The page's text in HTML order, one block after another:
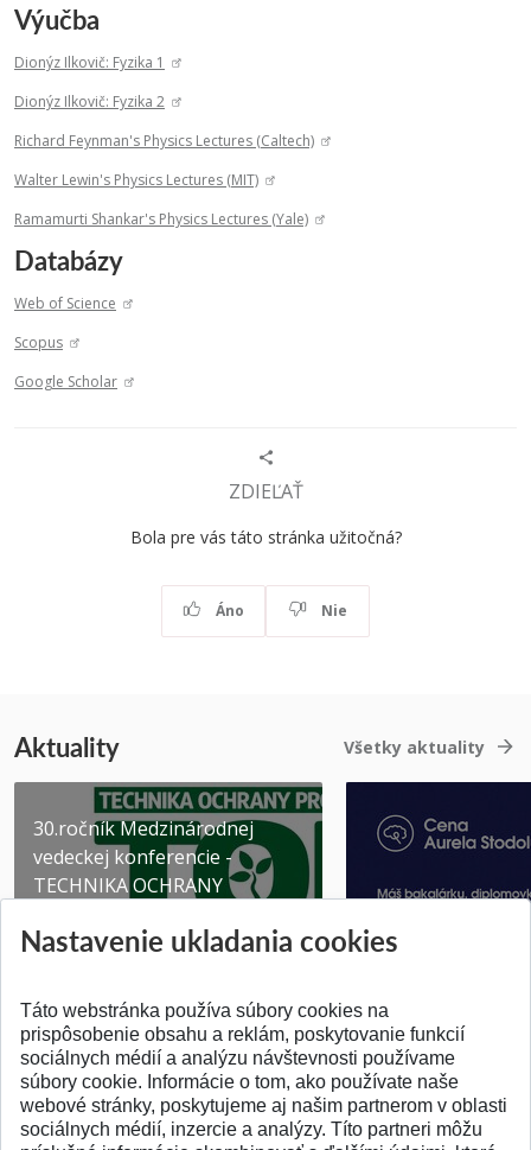
Výučba
Dionýz Ilkovič: Fyzika 1
Dionýz Ilkovič: Fyzika 2
Richard Feynman's Physics Lectures (Caltech)
Walter Lewin's Physics Lectures (MIT)
Ramamurti Shankar's Physics Lectures (Yale)
Databázy
Web of Science
Scopus
Google Scholar
ZDIEĽAŤ
Bola pre vás táto stránka užitočná?
Áno Nie
Aktuality Všetky aktuality
30.ročník Medzinárodnej
vedeckej konferencie -
TECHNIKA OCHRANY
Pridané 03.08.2026 Pridané 07.07.2026
SPÄŤ NA VRCH
Nastavenie ukladania cookies
Táto webstránka používa súbory cookies na
prispôsobenie obsahu a reklám, poskytovanie funkcií
sociálnych médií a analýzu návštevnosti používame
súbory cookie. Informácie o tom, ako používate naše
webové stránky, poskytujeme aj našim partnerom v oblasti
sociálnych médií, inzercie a analýzy. Títo partneri môžu